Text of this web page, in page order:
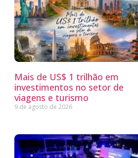
Mais de US$ 1 trilhão em
investimentos no setor de
viagens e turismo
9 de agosto de 2026